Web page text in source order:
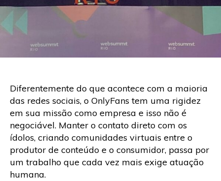
Diferentemente do que acontece com a maioria
das redes sociais, o OnlyFans tem uma rigidez
em sua missão como empresa e isso não é
negociável. Manter o contato direto com os
ídolos, criando comunidades virtuais entre o
produtor de conteúdo e o consumidor, passa por
um trabalho que cada vez mais exige atuação
humana.